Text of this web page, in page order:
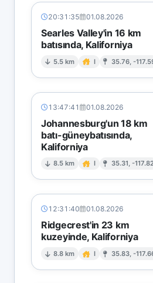
20:31:35 01.08.2026
Searles Valley'in 16 km
batısında, Kaliforniya
5.5 km I 35.76, -
13:47:41 01.08.2026
Johannesburg'un 18 km
batı-güneybatısında,
Kaliforniya
8.5 km I 35.31, -
12:31:40 01.08.2026
Ridgecrest'in 23 km
kuzeyinde, Kaliforniya
8.8 km I 35.83, -